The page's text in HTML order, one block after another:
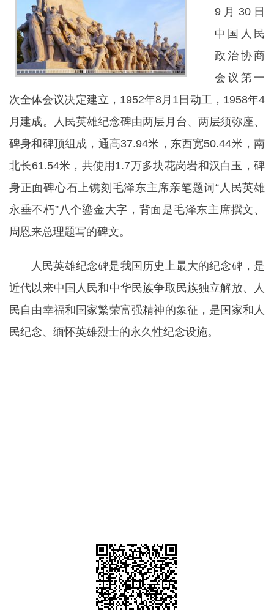
9月30日
中国人民
政治协商
会议第一
次全体会议决定建立，1952年8月1日动工，1958年4
月建成。人民英雄纪念碑由两层月台、两层须弥座、
碑身和碑顶组成，通高37.94米，东西宽50.44米，南
北长61.54米，共使用1.7万多块花岗岩和汉白玉，碑
身正面碑心石上镌刻毛泽东主席亲笔题词“人民英雄
永垂不朽”八个鎏金大字，背面是毛泽东主席撰文、
周恩来总理题写的碑文。
人民英雄纪念碑是我国历史上最大的纪念碑，是
近代以来中国人民和中华民族争取民族独立解放、人
民自由幸福和国家繁荣富强精神的象征，是国家和人
民纪念、缅怀英雄烈士的永久性纪念设施。